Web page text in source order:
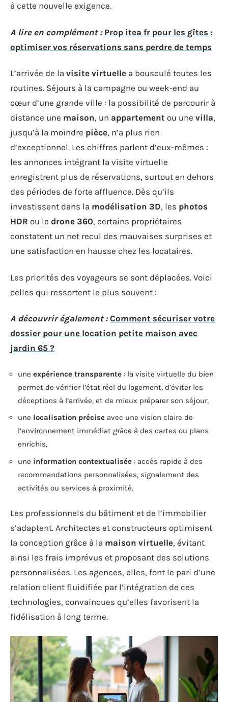
à cette nouvelle exigence.
A lire en complément : Prop itea fr pour les gîtes :
optimiser vos réservations sans perdre de temps
L’arrivée de la visite virtuelle a bousculé toutes les
routines. Séjours à la campagne ou week-end au
cœur d’une grande ville : la possibilité de parcourir à
distance une maison, un appartement ou une villa,
jusqu’à la moindre pièce, n’a plus rien
d’exceptionnel. Les chiffres parlent d’eux-mêmes :
les annonces intégrant la visite virtuelle
enregistrent plus de réservations, surtout en dehors
des périodes de forte affluence. Dès qu’ils
investissent dans la modélisation 3D, les photos
HDR ou le drone 360, certains propriétaires
constatent un net recul des mauvaises surprises et
une satisfaction en hausse chez les locataires.
Les priorités des voyageurs se sont déplacées. Voici
celles qui ressortent le plus souvent :
A découvrir également : Comment sécuriser votre
dossier pour une location petite maison avec
jardin 65 ?
une expérience transparente : la visite virtuelle du bien
permet de vérifier l’état réel du logement, d’éviter les
déceptions à l’arrivée, et de mieux préparer son séjour,
une localisation précise avec une vision claire de
l’environnement immédiat grâce à des cartes ou plans
enrichis,
une information contextualisée : accès rapide à des
recommandations personnalisées, signalement des
activités ou services à proximité.
Les professionnels du bâtiment et de l’immobilier
s’adaptent. Architectes et constructeurs optimisent
la conception grâce à la maison virtuelle, évitant
ainsi les frais imprévus et proposant des solutions
personnalisées. Les agences, elles, font le pari d’une
relation client fluidifiée par l’intégration de ces
technologies, convaincues qu’elles favorisent la
fidélisation à long terme.